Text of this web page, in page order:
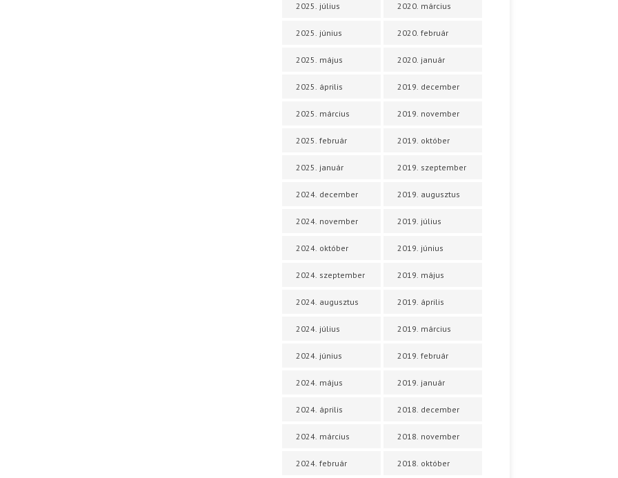
2025. július
2025. június
2025. május
2025. április
2025. március
2025. február
2025. január
2024. december
2024. november
2024. október
2024. szeptember
2024. augusztus
2024. július
2024. június
2024. május
2024. április
2024. március
2024. február
2020. március
2020. február
2020. január
2019. december
2019. november
2019. október
2019. szeptember
2019. augusztus
2019. július
2019. június
2019. május
2019. április
2019. március
2019. február
2019. január
2018. december
2018. november
2018. október